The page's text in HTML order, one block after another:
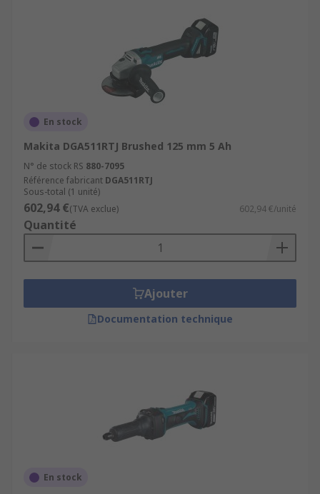
En stock
Makita DGA511RTJ Brushed 125 mm 5 Ah
N° de stock RS 880-7095
Référence fabricant DGA511RTJ
Sous-total (1 unité)
602,94 €(TVA exclue) 602,94 €/unité
Quantité
Ajouter
Documentation technique
En stock